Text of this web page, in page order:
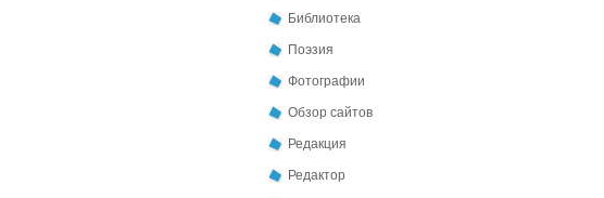
Библиотека
Поэзия
Фотографии
Обзор сайтов
Редакция
Редактор